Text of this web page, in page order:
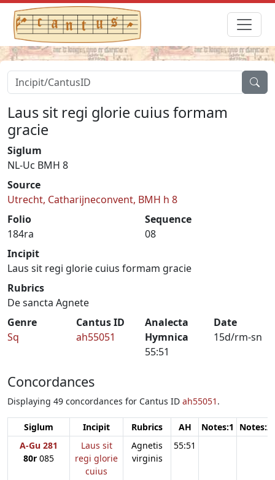
Laus sit regi glorie cuius formam
gracie
Siglum
NL-Uc BMH 8
Source
Utrecht, Catharijneconvent, BMH h 8
Folio
184ra
Sequence
08
Incipit
Laus sit regi glorie cuius formam gracie
Rubrics
De sancta Agnete
Genre
Sq
Cantus ID
ah55051
Analecta
Hymnica
55:51
Date
15d/rm-sn
Concordances
Displaying 49 concordances for Cantus ID ah55051 .
Siglum Incipit Rubrics AH Notes:1
Notes:2
A-Gu 281
80r 085
Laus sit
regi glorie
cuius
Agnetis
virginis
55:51